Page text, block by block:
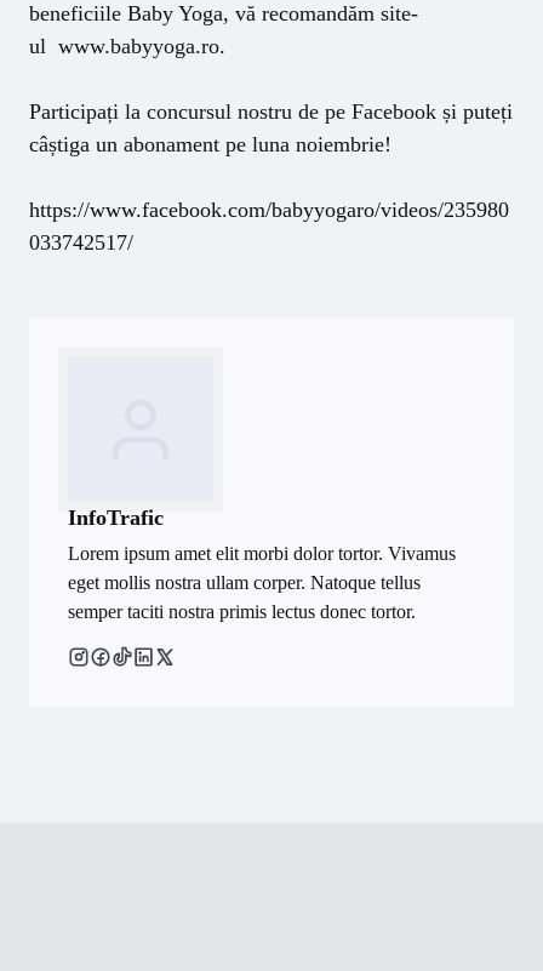
beneficiile Baby Yoga, vă recomandăm site-
ul www.babyyoga.ro.
Participați la concursul nostru de pe Facebook și puteți
câștiga un abonament pe luna noiembrie!
https://www.facebook.com/babyyogaro/videos/235980
033742517/
InfoTrafic
Lorem ipsum amet elit morbi dolor tortor. Vivamus
eget mollis nostra ullam corper. Natoque tellus
semper taciti nostra primis lectus donec tortor.